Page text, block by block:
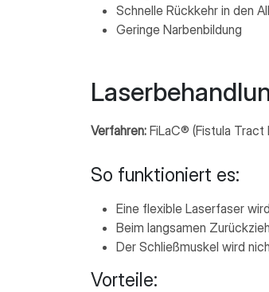
Schnelle Rückkehr in den
Geringe Narbenbildung
Verfahren: FiLaC® (Fistula Tract
So funktioniert es:
Eine flexible Laserfaser
Beim langsamen
Der Schließmuskel wird
Vorteile: